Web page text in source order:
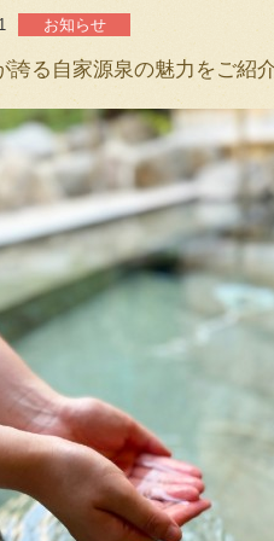
お知らせ
誇る自家源泉の魅力をご紹